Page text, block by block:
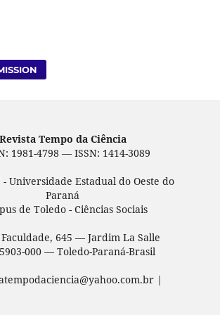
Revista Tempo da Ciência
1981-4798 — ISSN: 1414-3089
- Universidade Estadual do Oeste do
Paraná
de Toledo - Ciências Sociais
645 — Jardim La Salle
000 — Toledo-Paraná-Brasil
|